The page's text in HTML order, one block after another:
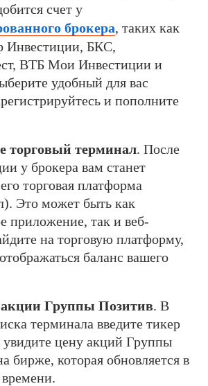
счет у
брокера, таких как
Инвестиции, БКС,
ВТБ Мои Инвестиции и
удобный для вас
и пополните
торговый терминал. После
у брокера вам станет
торговая платформа
Это может быть как
приложение, так и веб-
на торговую платформу,
баланс вашего
Группы Позитив. В
терминала введите тикер
цену акций Группы
бирже, которая обновляется в